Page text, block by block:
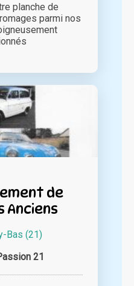
planche de
parmi nos
de
Anciens
Bas (21)
21